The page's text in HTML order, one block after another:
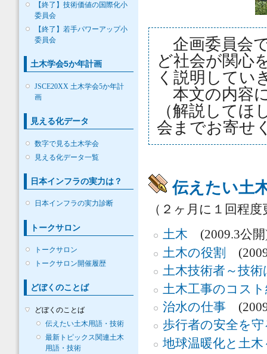
【終了】技術価値の国際化小
委員会
【終了】若手パワーアップ小
委員会
土木学会5か年計画
JSCE20XX 土木学会5か年計
画
見える化データ
数字で見る土木学会
見える化データ一覧
日本インフラの実力は？
日本インフラの実力診断
トークサロン
トークサロン
トークサロン開催履歴
どぼくのことば
どぼくのことば
伝えたい土木用語・技術
最新トピックス関連土木
用語・技術
企画委員会
ど社会が関心
く説明してい
本文の内容
（解説して
会までお寄せ
伝えたい土
（２ヶ月に１回程度
土木 (2009.3公
土木の役割
土木技術者～技
土木工事のコス
治水の仕事
歩行者の安全を守
地球温暖化と土